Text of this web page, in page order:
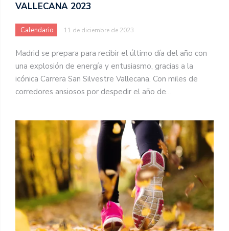
VALLECANA 2023
Calendario 11 de diciembre de 2023
Madrid se prepara para recibir el último día del año con
una explosión de energía y entusiasmo, gracias a la
icónica Carrera San Silvestre Vallecana. Con miles de
corredores ansiosos por despedir el año de…